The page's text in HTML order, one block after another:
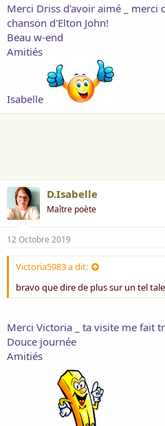
The Cats Loving her was
Module des
Enflamme le
Elles fondent en
Helmut Lotti - Amazing
Merci Driss d'avoir aimé _ merci
chanson d'Elton John!
Beau w-end
Amitiés
Isabelle
D.Isabelle
Maître poète
12 Octobre 2019
Victoria5983 a dit:
bravo que dire de plus sur un tel
Merci Victoria _ ta visite me fait
Douce journée
Amitiés